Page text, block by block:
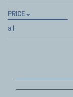
PRICE
all